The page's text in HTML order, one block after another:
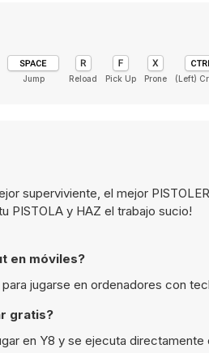
Jump Reload Pick Up Prone (Left)
superviviente, el mejor
PISTOLA y HAZ el trabajo sucio!
en móviles?
jugarse en ordenadores con
gratis?
en Y8 y se ejecuta directamente